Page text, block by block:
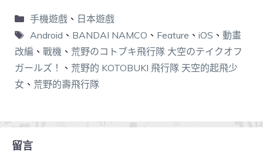
手機遊戲、 日本遊戲
Android 、 BANDAI NAMCO 、 Feature 、 iOS 、 動畫
改編 、 戰機 、 荒野のコトブキ飛行隊 大空のテイクオフ
ガールズ！
、 荒野的 KOTOBUKI 飛行隊 天空的起飛少
女 、 荒野的壽飛行隊
留言